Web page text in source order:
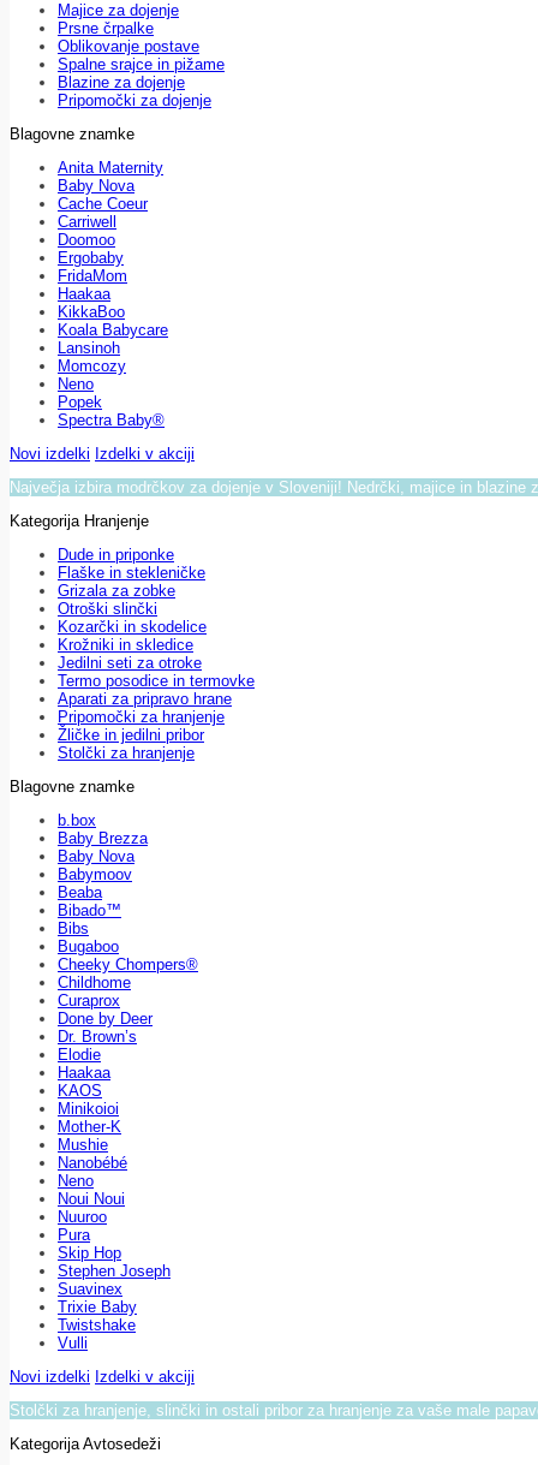
Majice za dojenje
Prsne črpalke
Oblikovanje postave
Spalne srajce in pižame
Blazine za dojenje
Pripomočki za dojenje
Blagovne znamke
Anita Maternity
Baby Nova
Cache Coeur
Carriwell
Doomoo
Ergobaby
FridaMom
Haakaa
KikkaBoo
Koala Babycare
Lansinoh
Momcozy
Neno
Popek
Spectra Baby®
Novi izdelki Izdelki v akciji
Največja izbira modrčkov za dojenje v Sloveniji! Nedrčki, majice in blazine
Kategorija Hranjenje
Dude in priponke
Flaške in stekleničke
Grizala za zobke
Otroški slinčki
Kozarčki in skodelice
Krožniki in skledice
Jedilni seti za otroke
Termo posodice in termovke
Aparati za pripravo hrane
Pripomočki za hranjenje
Žličke in jedilni pribor
Stolčki za hranjenje
Blagovne znamke
b.box
Baby Brezza
Baby Nova
Babymoov
Beaba
Bibado™
Bibs
Bugaboo
Cheeky Chompers®
Childhome
Curaprox
Done by Deer
Dr. Brown’s
Elodie
Haakaa
KAOS
Minikoioi
Mother-K
Mushie
Nanobébé
Neno
Noui Noui
Nuuroo
Pura
Skip Hop
Stephen Joseph
Suavinex
Trixie Baby
Twistshake
Vulli
Novi izdelki Izdelki v akciji
Stolčki za hranjenje, slinčki in ostali pribor za hranjenje za vaše male
Kategorija Avtosedeži